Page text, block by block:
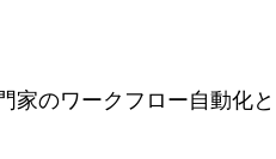
家のワークフロー自動化と